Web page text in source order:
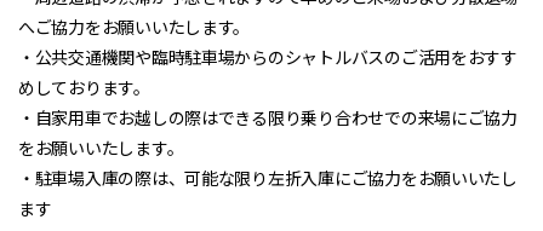
へご協力をお願いいたします。
・公共交通機関や臨時駐車場からのシャトルバスのご活用をおすす
めしております。
・自家用車でお越しの際はできる限り乗り合わせでの来場にご協力
をお願いいたします。
・駐車場入庫の際は、可能な限り左折入庫にご協力をお願いいたし
ます